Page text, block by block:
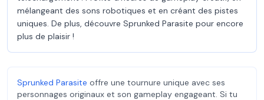
mélangeant des sons robotiques et en créant des pistes
uniques. De plus, découvre Sprunked Parasite pour encore
plus de plaisir !
Sprunked Parasite offre une tournure unique avec ses
personnages originaux et son gameplay engageant. Si tu